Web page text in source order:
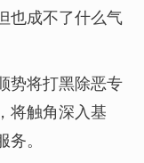
也成不了什么气
势将打黑除恶专
将触角深入基
。